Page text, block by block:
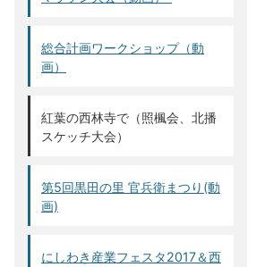
総合計画ワークショップ（動
画）
紅葉の西林寺で（照楓会、北播
スケッチ大会）
第5回黒田の里 官兵衛まつり(動
画)
にしわき産業フェスタ2017＆西